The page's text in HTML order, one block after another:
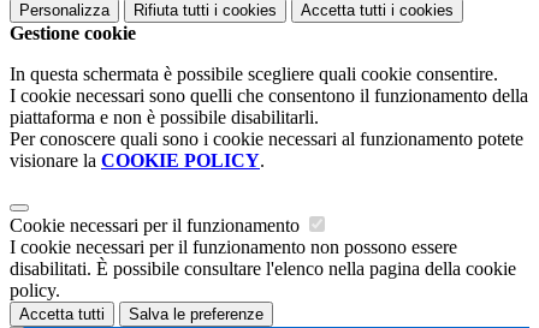
Personalizza Rifiuta tutti i cookies Accetta tutti i cookies
Gestione cookie
In questa schermata è possibile scegliere quali cookie consentire.
I cookie necessari sono quelli che consentono il funzionamento della
piattaforma e non è possibile disabilitarli.
Per conoscere quali sono i cookie necessari al funzionamento potete
visionare la COOKIE POLICY.
Cookie necessari per il funzionamento
I cookie necessari per il funzionamento non possono essere
disabilitati. È possibile consultare l'elenco nella pagina della cookie
policy.
Accetta tutti Salva le preferenze